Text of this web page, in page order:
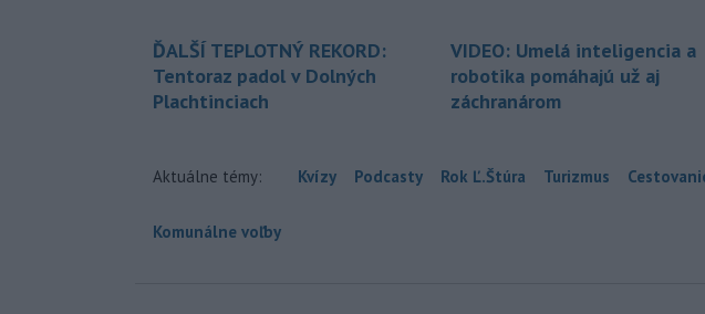
ĎALŠÍ TEPLOTNÝ REKORD:
Tentoraz padol v Dolných
Plachtinciach
VIDEO: Umelá inteligencia a
robotika pomáhajú už aj
záchranárom
Aktuálne témy: Kvízy Podcasty Rok Ľ.Štúra Turizmus
Komunálne voľby